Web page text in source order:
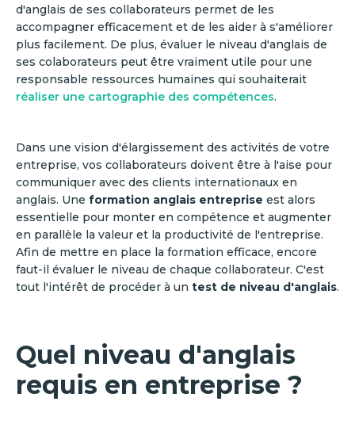
d'anglais de ses collaborateurs permet de les
accompagner efficacement et de les aider à s'améliorer
plus facilement. De plus, évaluer le niveau d'anglais de
ses colaborateurs peut être vraiment utile pour une
responsable ressources humaines qui souhaiterait
réaliser une cartographie des compétences.
Dans une vision d'élargissement des activités de votre
entreprise, vos collaborateurs doivent être à l'aise pour
communiquer avec des clients internationaux en
anglais. Une formation anglais entreprise est alors
essentielle pour monter en compétence et augmenter
en parallèle la valeur et la productivité de l'entreprise.
Afin de mettre en place la formation efficace, encore
faut-il évaluer le niveau de chaque collaborateur. C'est
tout l'intérêt de procéder à un test de niveau d'anglais.
Quel niveau d'anglais
requis en entreprise ?